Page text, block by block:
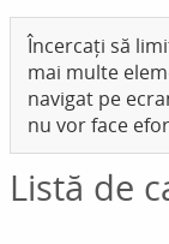
Încercați să
mai multe
navigat pe
nu vor face
Listă de